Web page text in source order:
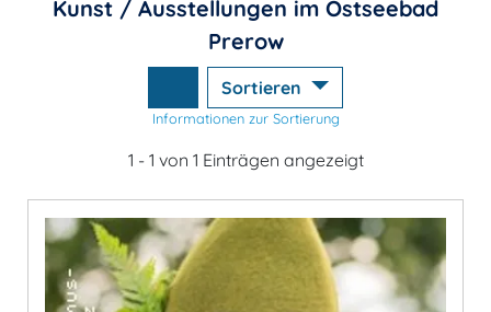
Kunst / Ausstellungen im Ostseebad
Prerow
Sortieren
Informationen zur Sortierung
1 - 1 von 1 Einträgen angezeigt